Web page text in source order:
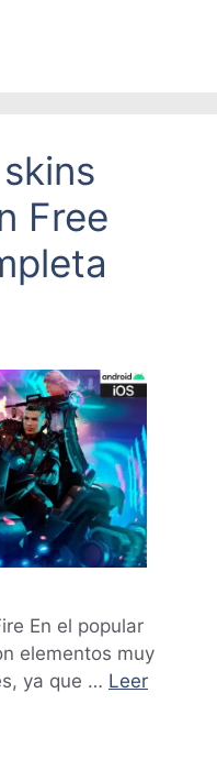
Free
En el popular
elementos muy
ya que … Leer